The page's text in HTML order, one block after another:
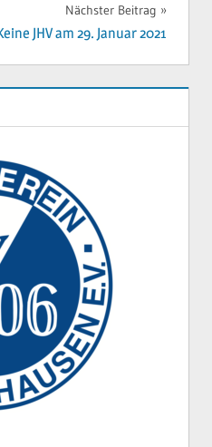
Nächster Beitrag
JHV am 29. Januar 2021